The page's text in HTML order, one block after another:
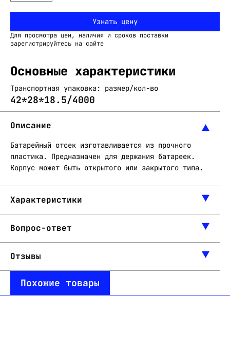
Узнать цену
Для просмотра цен, наличия и сроков поставки
зарегистрируйтесь на сайте
Основные характеристики
Транспортная упаковка: размер/кол-во
42*28*18.5/4000
Описание
Батарейный отсек изготавливается из прочного
пластика. Предназначен для держания батареек.
Корпус может быть открытого или закрытого типа.
Характеристики
Вопрос-ответ
Отзывы
Похожие товары